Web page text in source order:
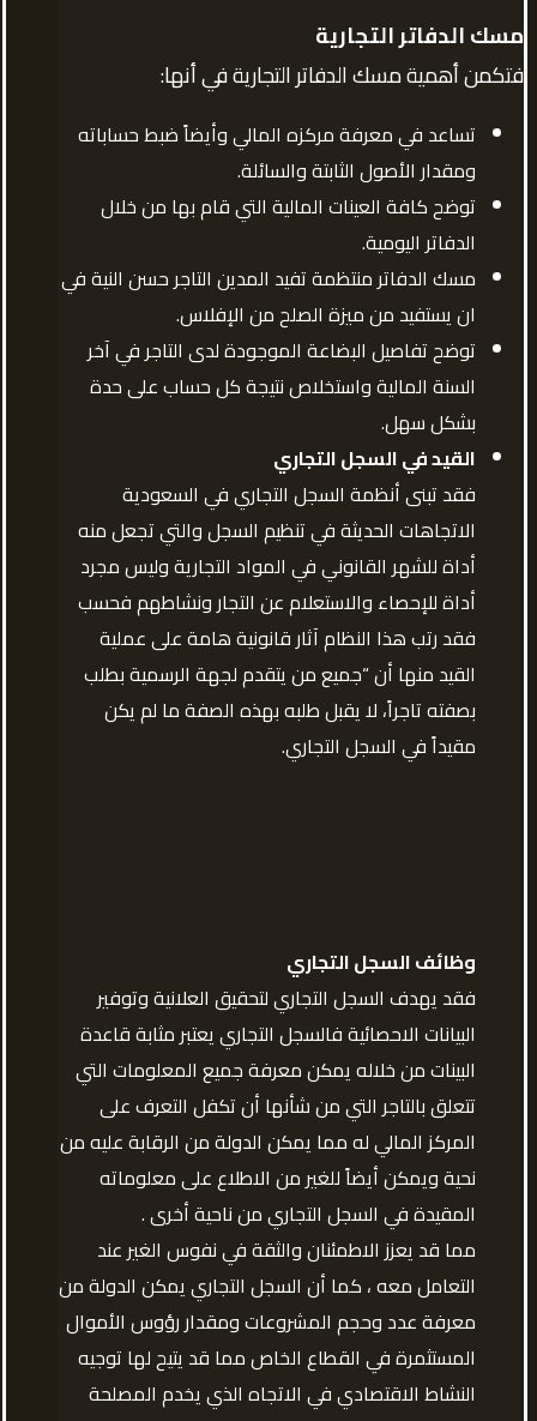
مسك الدفاتر التجارية
فتكمن أهمية مسك الدفاتر التجارية في أنها:
تساعد في معرفة مركزه المالي وأيضاً ضبط حساباته
ومقدار الأصول الثابتة والسائلة.
توضح كافة العينات المالية التي قام بها من خلال
الدفاتر اليومية.
مسك الدفاتر منتظمة تفيد المدين التاجر حسن النية في
ان يستفيد من ميزة الصلح من الإفلاس.
توضح تفاصيل البضاعة الموجودة لدى التاجر في آخر
السنة المالية واستخلاص نتيجة كل حساب على حدة
بشكل سهل.
القيد في السجل التجاري
فقد تبنى أنظمة السجل التجاري في السعودية
الاتجاهات الحديثة في تنظيم السجل والتي تجعل منه
أداة للشهر القانوني في المواد التجارية وليس مجرد
أداة للإحصاء والاستعلام عن التجار ونشاطهم فحسب
فقد رتب هذا النظام آثار قانونية هامة على عملية
القيد منها أن “جميع من يتقدم لجهة الرسمية بطلب
بصفته تاجراً، لا يقبل طلبه بهذه الصفة ما لم يكن
مقيداً في السجل التجاري.
وظائف السجل التجاري
فقد يهدف السجل التجاري لتحقيق العلانية وتوفير
البيانات الاحصائية فالسجل التجاري يعتبر مثابة قاعدة
البينات من خلاله يمكن معرفة جميع المعلومات التي
تتعلق بالتاجر التي من شأنها أن تكفل التعرف على
المركز المالي له مما يمكن الدولة من الرقابة عليه من
نحية ويمكن أيضاً للغير من الاطلاع على معلوماته
المقيدة في السجل التجاري من ناحية أخرى .
مما قد يعزز الاطمئنان والثقة في نفوس الغير عند
التعامل معه ، كما أن السجل التجاري يمكن الدولة من
معرفة عدد وحجم المشروعات ومقدار رؤوس الأموال
المستثمرة في القطاع الخاص مما قد يتيح لها توجيه
النشاط الاقتصادي في الاتجاه الذي يخدم المصلحة